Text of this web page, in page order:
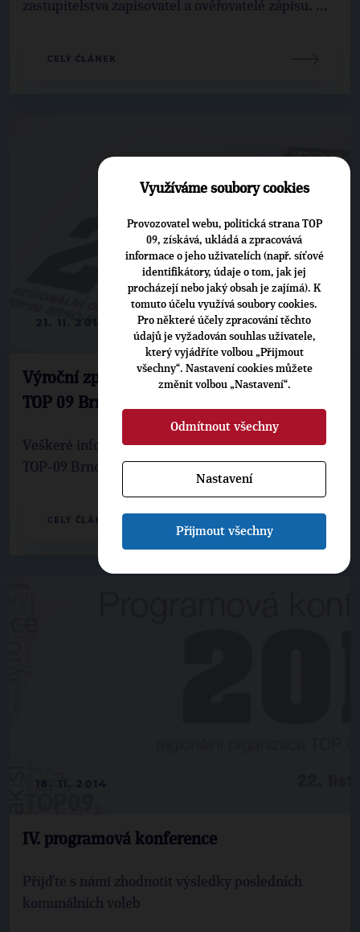
zastupitelstva zapisovatel a ověřovatelé zápisu. ...
CELÝ ČLÁNEK
Výroční zpráva regionální organizace
TOP 09 Brno-město za rok 2013
Veškeré informace o činnosti regionální organizace
TOP-09 Brno město za rok 2013
CELÝ ČLÁNEK
IV. programová konference
Přijďte s námi zhodnotit výsledky posledních
komunálních voleb
Využíváme soubory cookies
Provozovatel webu, politická strana TOP
09, získává, ukládá a zpracovává
informace o jeho uživatelích (např. síťové
identifikátory, údaje o tom, jak jej
procházejí nebo jaký obsah je zajímá). K
tomuto účelu využívá soubory cookies.
Pro některé účely zpracování těchto
údajů je vyžadován souhlas uživatele,
který vyjádříte volbou „Přijmout
všechny“. Nastavení cookies můžete
změnit volbou „Nastavení“.
Odmítnout všechny
Nastavení
Přijmout všechny